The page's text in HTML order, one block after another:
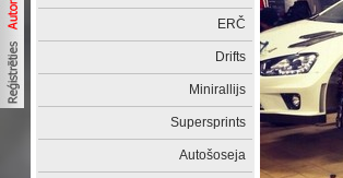
ERČ
Drifts
Minirallijs
Supersprints
Autošoseja